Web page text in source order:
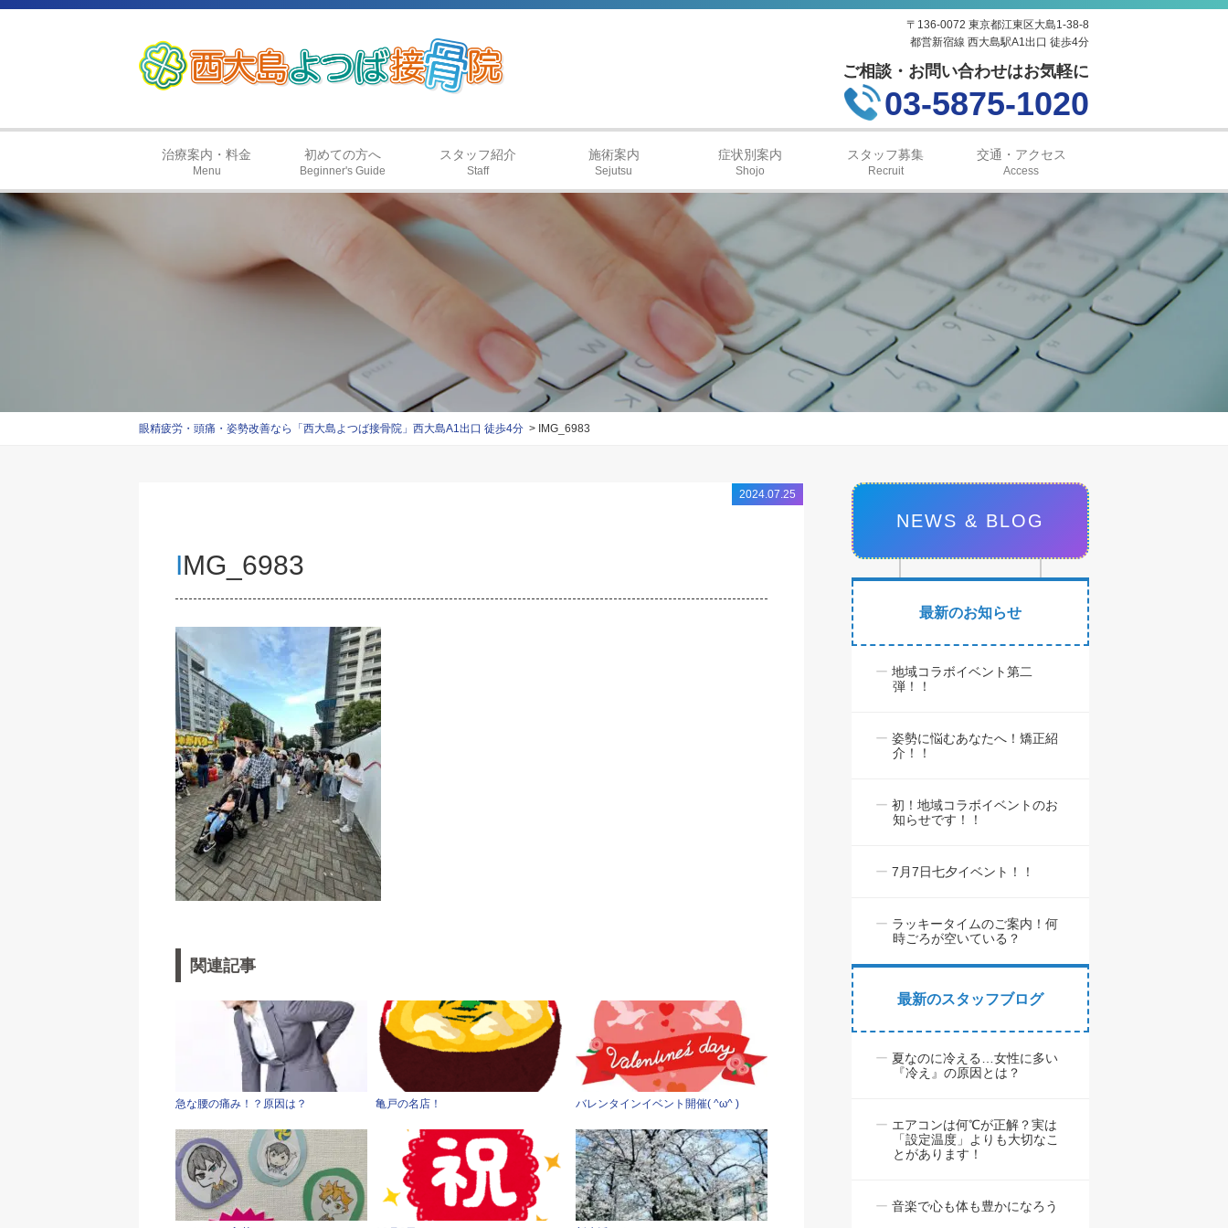
〒136-0072 東京都江東区大島1-38-8
都営新宿線 西大島駅A1出口 徒歩4分
ご相談・お問い合わせはお気軽に
03-5875-1020
治療案内・料金
Menu
初めての方へ
Beginner's Guide
スタッフ紹介
Staff
施術案内
Sejutsu
症状別案内
Shojo
スタッフ募集
Recruit
交通・アクセス
Access
眼精疲労・頭痛・姿勢改善なら「西大島よつば接骨院」西大島A1出口 徒歩4分 IMG_6983
2024.07.25
IMG_6983
関連記事
急な腰の痛み！？原因は？ 亀戸の名店！ バレンタインイベント開催( ^ω^ )
NEWS & BLOG
最新のお知らせ
地域コラボイベント第二
弾！！
姿勢に悩むあなたへ！矯正紹
介！！
初！地域コラボイベントのお
知らせです！！
7月7日七夕イベント！！
ラッキータイムのご案内！何
時ごろが空いている？
最新のスタッフブログ
夏なのに冷える…女性に多い
『冷え』の原因とは？
エアコンは何℃が正解？実は
「設定温度」よりも大切なこ
とがあります！
音楽で心も体も豊かになろう